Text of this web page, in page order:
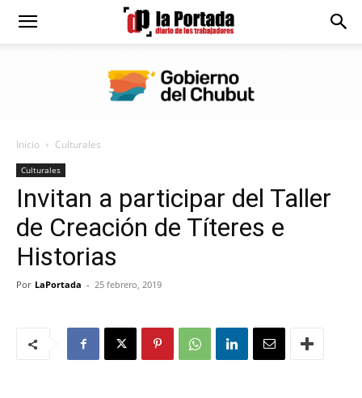
Diario
Portada
Inicio Culturales
Culturales
Invitan a participar del Taller
de Creación de Títeres e
Historias
Por LaPortada - 25 febrero, 2019